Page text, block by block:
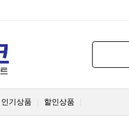
인기상품 할인상품